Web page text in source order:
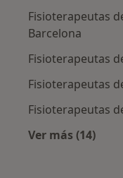
Fisioterapeutas
Barcelona
Fisioterapeutas
Fisioterapeutas
Fisioterapeutas
Ver más (14)